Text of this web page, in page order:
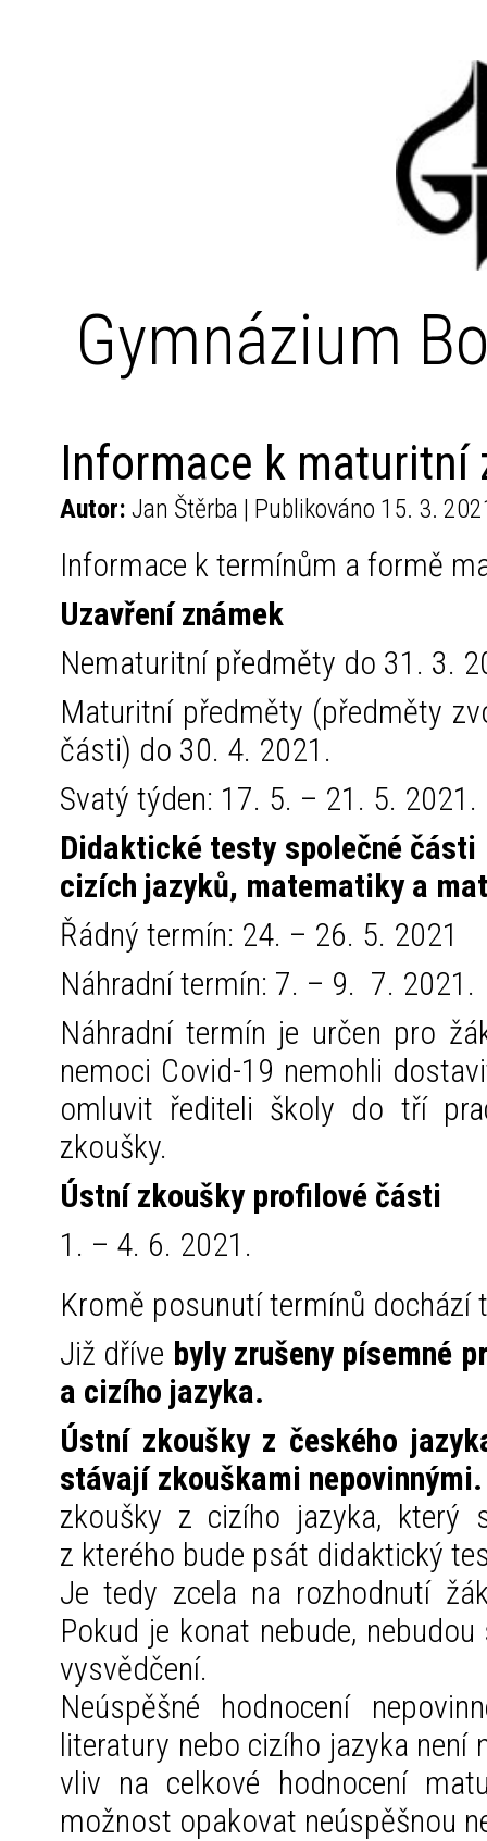
Gymnázium
Informace k maturitní
Autor: Jan Štěrba | Publikováno 15. 3.
Informace k termínům a formě
Uzavření známek
Nematuritní předměty do 31. 3.
Maturitní předměty (předměty
části) do 30. 4. 2021.
Svatý týden: 17. 5. – 21. 5. 2021.
Didaktické testy společné
cizích jazyků, matematiky a
Řádný termín: 24. – 26. 5. 2021
Náhradní termín: 7. – 9. 7. 2021.
Náhradní termín je určen pro
nemoci Covid-19 nemohli
omluvit řediteli školy do tří
zkoušky.
Ústní zkoušky profilové části
1. – 4. 6. 2021.
Kromě posunutí termínů dochází
Již dříve byly zrušeny písemné
a cizího jazyka.
Ústní zkoušky z českého
stávají zkouškami nepovinnými.
zkoušky z cizího jazyka,
z kterého bude psát didaktický
Je tedy zcela na rozhodnutí
Pokud je konat nebude,
vysvědčení.
Neúspěšné hodnocení
literatury nebo cizího jazyka není
vliv na celkové hodnocení
možnost opakovat neúspěšnou